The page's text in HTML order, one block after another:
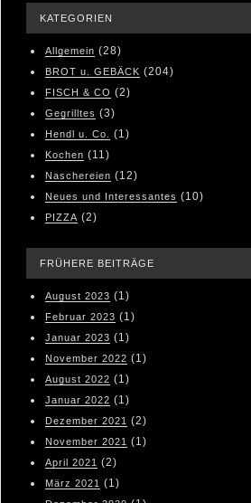
KATEGORIEN
Allgemein (28)
BROT u. GEBÄCK (204)
FISCH & CO (2)
Gegrilltes (3)
Hendl u. Co. (1)
Kochen (11)
Naschereien (12)
Neues und Interessantes (10)
PIZZA (2)
FRÜHERE BEITRÄGE
August 2023 (1)
Februar 2023 (1)
Januar 2023 (1)
November 2022 (1)
August 2022 (1)
Januar 2022 (1)
Dezember 2021 (2)
November 2021 (1)
April 2021 (2)
März 2021 (1)